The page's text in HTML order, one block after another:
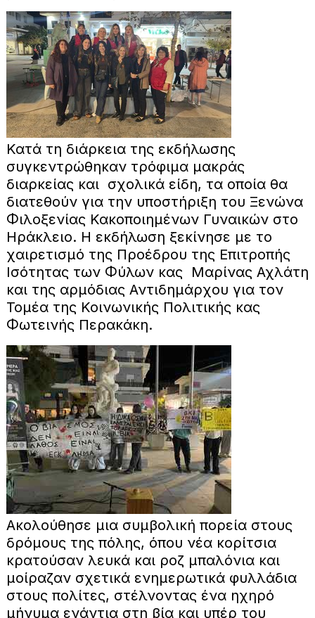
Κατά τη διάρκεια της εκδήλωσης
συγκεντρώθηκαν τρόφιμα μακράς
διαρκείας και σχολικά είδη, τα οποία θα
διατεθούν για την υποστήριξη του Ξενώνα
Φιλοξενίας Κακοποιημένων Γυναικών στο
Ηράκλειο. Η εκδήλωση ξεκίνησε με το
χαιρετισμό της Προέδρου της Επιτροπής
Ισότητας των Φύλων κας Μαρίνας Αχλάτη
και της αρμόδιας Αντιδημάρχου για τον
Τομέα της Κοινωνικής Πολιτικής κας
Φωτεινής Περακάκη.
Ακολούθησε μια συμβολική πορεία στους
δρόμους της πόλης, όπου νέα κορίτσια
κρατούσαν λευκά και ροζ μπαλόνια και
μοίραζαν σχετικά ενημερωτικά φυλλάδια
στους πολίτες, στέλνοντας ένα ηχηρό
μήνυμα ενάντια στη βία και υπέρ του